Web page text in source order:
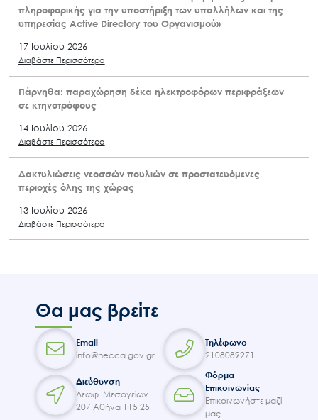
πληροφορικής για την υποστήριξη των υπαλλήλων και της
υπηρεσίας Active Directory του Οργανισμού»
17 Ιουλίου 2026
Διαβάστε Περισσότερα
Πάρνηθα: παραχώρηση δέκα ηλεκτροφόρων περιφράξεων
σε κτηνοτρόφους
14 Ιουλίου 2026
Διαβάστε Περισσότερα
Δακτυλιώσεις νεοσσών πουλιών σε προστατευόμενες
περιοχές όλης της χώρας
13 Ιουλίου 2026
Διαβάστε Περισσότερα
Θα μας βρείτε
Email
info@necca.gov.gr
Τηλέφωνο
2108089271
Διεύθυνση
Λεωφ. Μεσογείων
207 Αθήνα 115 25
Φόρμα
Επικοινωνίας
Επικοινωνήστε μαζί
μας